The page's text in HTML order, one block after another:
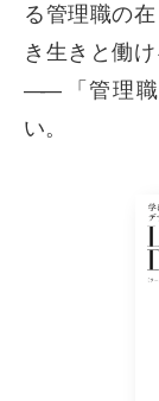
る管理職の
き生きと働
――「管理職
い。